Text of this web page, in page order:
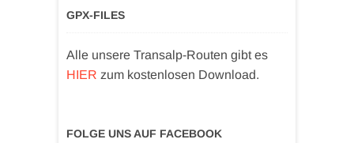
GPX-FILES
Alle unsere Transalp-Routen gibt es
HIER zum kostenlosen Download.
FOLGE UNS AUF FACEBOOK